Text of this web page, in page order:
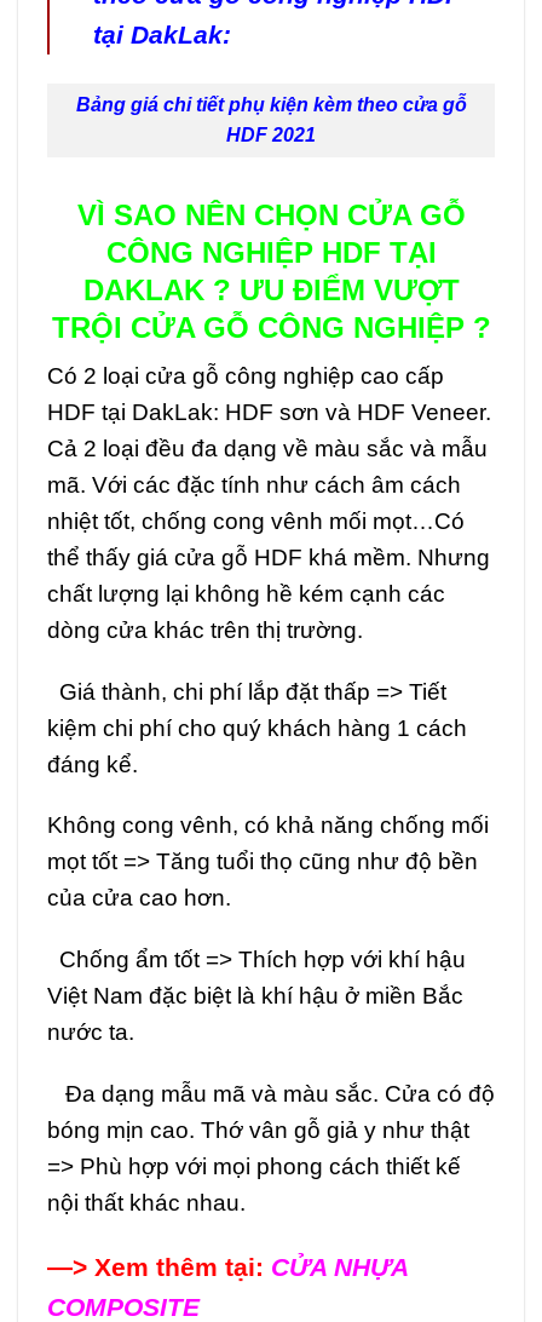
tại DakLak:
Bảng giá chi tiết phụ kiện kèm theo cửa gỗ
HDF 2021
VÌ SAO NÊN CHỌN CỬA GỖ
CÔNG NGHIỆP HDF TẠI
DAKLAK ? ƯU ĐIỂM VƯỢT
TRỘI CỬA GỖ CÔNG NGHIỆP ?
Có 2 loại cửa gỗ công nghiệp cao cấp
HDF tại DakLak: HDF sơn và HDF Veneer.
Cả 2 loại đều đa dạng về màu sắc và mẫu
mã. Với các đặc tính như cách âm cách
nhiệt tốt, chống cong vênh mối mọt…Có
thể thấy giá cửa gỗ HDF khá mềm. Nhưng
chất lượng lại không hề kém cạnh các
dòng cửa khác trên thị trường.
Giá thành, chi phí lắp đặt thấp => Tiết
kiệm chi phí cho quý khách hàng 1 cách
đáng kể.
Không cong vênh, có khả năng chống mối
mọt tốt => Tăng tuổi thọ cũng như độ bền
của cửa cao hơn.
Chống ẩm tốt => Thích hợp với khí hậu
Việt Nam đặc biệt là khí hậu ở miền Bắc
nước ta.
Đa dạng mẫu mã và màu sắc. Cửa có độ
bóng mịn cao. Thớ vân gỗ giả y như thật
=> Phù hợp với mọi phong cách thiết kế
nội thất khác nhau.
—> Xem thêm tại: CỬA NHỰA
COMPOSITE